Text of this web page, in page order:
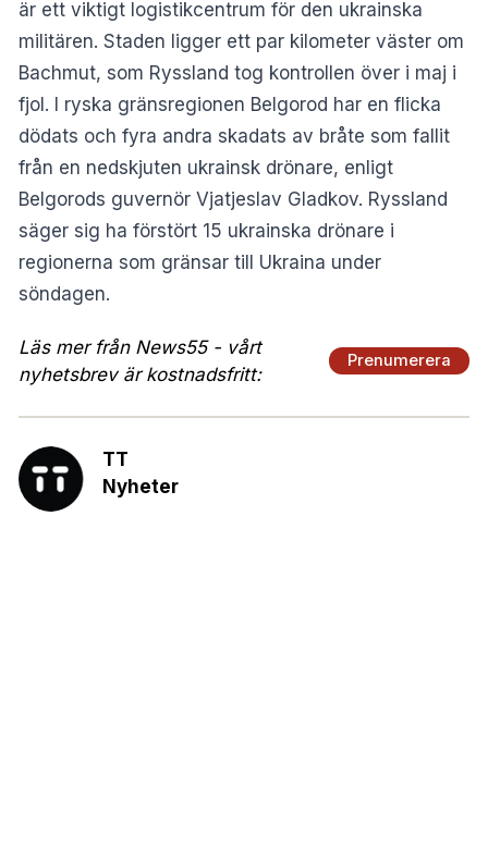
är ett viktigt logistikcentrum för den ukrainska
militären. Staden ligger ett par kilometer väster om
Bachmut, som Ryssland tog kontrollen över i maj i
fjol. I ryska gränsregionen Belgorod har en flicka
dödats och fyra andra skadats av bråte som fallit
från en nedskjuten ukrainsk drönare, enligt
Belgorods guvernör Vjatjeslav Gladkov. Ryssland
säger sig ha förstört 15 ukrainska drönare i
regionerna som gränsar till Ukraina under
söndagen.
Läs mer från News55 - vårt
nyhetsbrev är kostnadsfritt:
Prenumerera
TT
Nyheter